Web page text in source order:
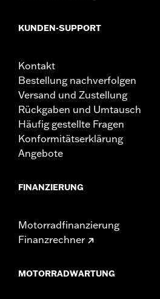
KUNDEN-SUPPORT
Kontakt
Bestellung nachverfolgen
Versand und Zustellung
Rückgaben und Umtausch
Häufig gestellte Fragen
Konformitätserklärung
Angebote
FINANZIERUNG
Motorradfinanzierung
Finanzrechner
MOTORRADWARTUNG